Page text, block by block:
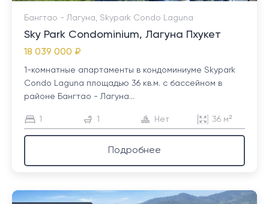
Бангтао - Лагуна, Skypark Condo Laguna
Sky Park Condominium, Лагуна Пхукет
18 039 000 ₽
1-комнатные апартаменты в кондоминиуме Skypark
Condo Laguna площадью 36 кв.м. с бассейном в
районе Бангтао - Лагуна...
1 1 Нет 36 м²
Подробнее